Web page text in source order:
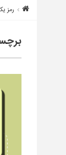
رمز